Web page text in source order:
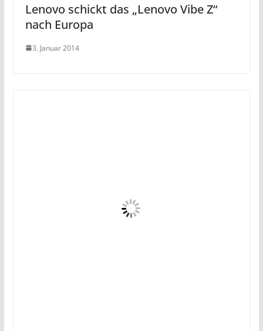
Lenovo schickt das „Lenovo Vibe Z“
nach Europa
3. Januar 2014